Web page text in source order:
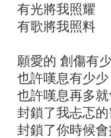
有光將我照耀
有歌將我照料
願愛的 創傷有
也許嘆息有少少
也許嘆息再多
封鎖了我忐忑
封鎖了你時候